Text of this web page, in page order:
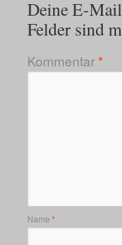
Deine E-
Felder sind
Kommentar*
Name *